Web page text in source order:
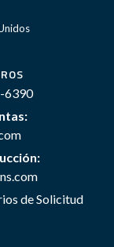
6390
de Solicitud